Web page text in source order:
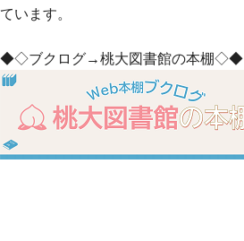
ています。
◆◇ブクログ→桃大図書館の本棚◇◆